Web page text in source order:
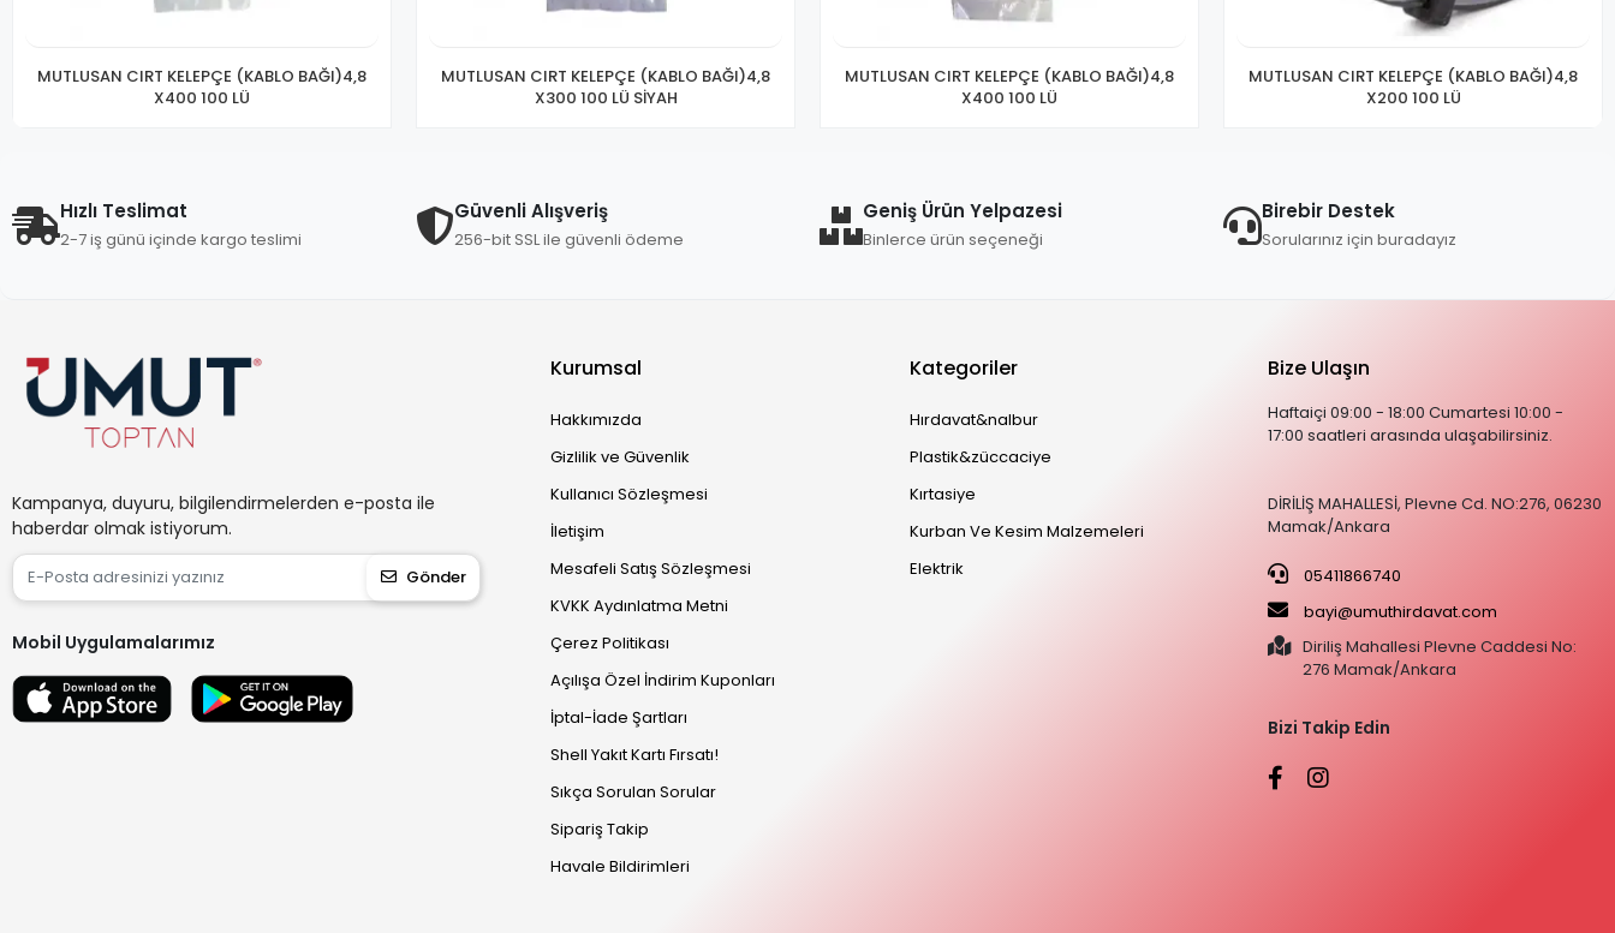
MUTLUSAN CIRT KELEPÇE (KABLO BAĞI)4,8
X400 100 LÜ
MUTLUSAN CIRT KELEPÇE (KABLO BAĞI)4,8
X300 100 LÜ SİYAH
MUTLUSAN CIRT KELEPÇE (KABLO BAĞI)4,8
X400 100 LÜ
MUTLUSAN CIRT KELEPÇE (KABLO BAĞI)4,8
X200 100 LÜ
Hızlı Teslimat
2-7 iş günü içinde kargo teslimi
Güvenli Alışveriş
256-bit SSL ile güvenli ödeme
Geniş Ürün Yelpazesi
Binlerce ürün seçeneği
Birebir Destek
Sorularınız için buradayız
Kampanya, duyuru, bilgilendirmelerden e-posta ile
haberdar olmak istiyorum.
Gönder
Mobil Uygulamalarımız
Kurumsal
Hakkımızda
Gizlilik ve Güvenlik
Kullanıcı Sözleşmesi
İletişim
Mesafeli Satış Sözleşmesi
KVKK Aydınlatma Metni
Çerez Politikası
Açılışa Özel İndirim Kuponları
İptal-İade Şartları
Shell Yakıt Kartı Fırsatı!
Sıkça Sorulan Sorular
Sipariş Takip
Havale Bildirimleri
Kategoriler
Hırdavat&nalbur
Plastik&züccaciye
Kırtasiye
Kurban Ve Kesim Malzemeleri
Elektrik
Bize Ulaşın
Haftaiçi 09:00 - 18:00 Cumartesi 10:00 -
17:00 saatleri arasında ulaşabilirsiniz.
DİRİLİŞ MAHALLESİ, Plevne Cd. NO:276, 06230
Mamak/Ankara
05411866740
bayi@umuthirdavat.com
Diriliş Mahallesi Plevne Caddesi No:
276 Mamak/Ankara
Bizi Takip Edin